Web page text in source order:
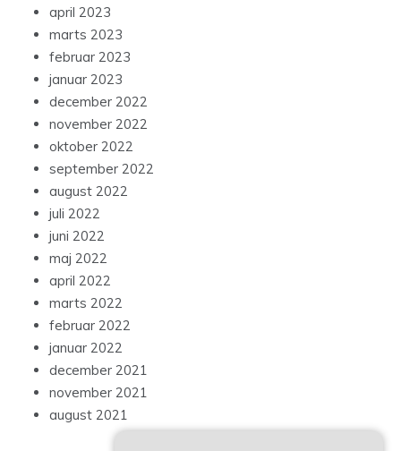
april 2023
marts 2023
februar 2023
januar 2023
december 2022
november 2022
oktober 2022
september 2022
august 2022
juli 2022
juni 2022
maj 2022
april 2022
marts 2022
februar 2022
januar 2022
december 2021
november 2021
august 2021